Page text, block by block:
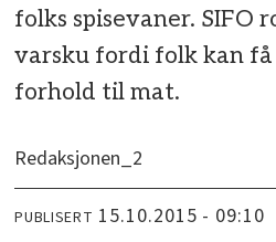
folks spisevaner. SIFO
varsku fordi folk kan
forhold til mat.
Redaksjonen_2
PUBLISERT 15.10.2015 - 09:10